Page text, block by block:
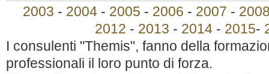
2003 - 2004 - 2005 - 2006 - 2007 -
2012 - 2013 - 2014 - 2015-
I consulenti "Themis", fanno della
professionali il loro punto di forza.